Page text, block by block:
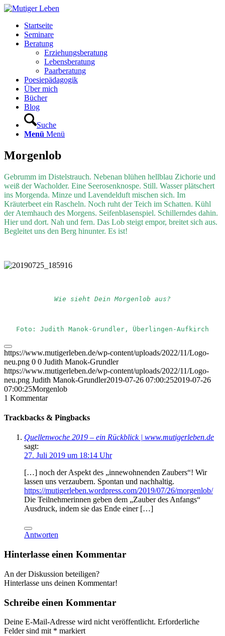
Startseite
Seminare
Beratung
Erziehungsberatung
Lebensberatung
Paarberatung
Poesiepädagogik
Über mich
Bücher
Blog
Suche
Menü Menü
Morgenlob
Gebrumm im Distelstrauch. Nebenan blühen hellblau Zichorie und
weiß der Wacholder. Eine Seerosenknospe. Still. Wasser plätschert
ins Morgenda. Minze und Lavendelduft mischen sich. Im
Kräuterbeet ein Rascheln. Noch ruht der Teich im Schatten. Kühl
der Atemhauch des Morgens. Seifenblasenspiel. Schillerndes dahin.
Hier und dort. Nah und fern. Das Lob steigt empor, breitet sich aus.
Begleitet uns den Berg hinunter. Es ist!
Wie sieht Dein Morgenlob aus?
Foto: Judith Manok-Grundler, Überlingen-Aufkirch
https://www.mutigerleben.de/wp-content/uploads/2022/11/Logo-
neu.png 0 0 Judith Manok-Grundler
https://www.mutigerleben.de/wp-content/uploads/2022/11/Logo-
neu.png Judith Manok-Grundler2019-07-26 07:00:252019-07-26
07:00:25Morgenlob
1 Kommentar
Trackbacks & Pingbacks
Quellenwoche 2019 – ein Rückblick | www.mutigerleben.de
sagt:
27. Juli 2019 um 18:14 Uhr
[…] noch der Aspekt des „innewohnenden Zaubers“! Wir
lassen uns verzaubern. Spontan und nachhaltig.
https://mutigerleben.wordpress.com/2019/07/26/morgenlob/
Die Teilnehmerinnen geben dem „Zauber des Anfangs“
Ausdruck, indem sie das Ende einer […]
Antworten
Hinterlasse einen Kommentar
An der Diskussion beteiligen?
Hinterlasse uns deinen Kommentar!
Schreibe einen Kommentar
Deine E-Mail-Adresse wird nicht veröffentlicht. Erforderliche
Felder sind mit * markiert